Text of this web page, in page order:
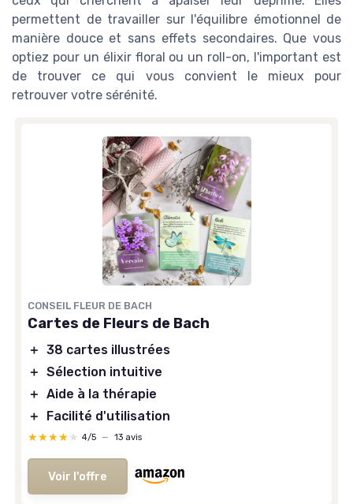
permettent de travailler sur l'équilibre émotionnel de
manière douce et sans effets secondaires. Que vous
optiez pour un élixir floral ou un roll-on, l'important est
de trouver ce qui vous convient le mieux pour
retrouver votre sérénité.
CONSEIL FLEUR DE BACH
Cartes de Fleurs de Bach
＋ 38 cartes illustrées
＋ Sélection intuitive
＋ Aide à la thérapie
＋
Facilité d'utilisation
★★★★★
★★★★★ 4/5 — 13 avis
Voir l'offre